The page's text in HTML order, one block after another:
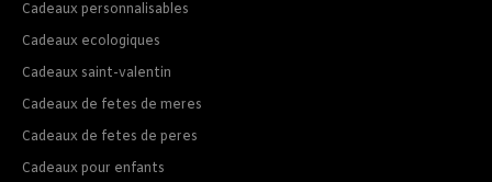
Cadeaux personnalisables
Cadeaux ecologiques
Cadeaux saint-valentin
Cadeaux de fetes de meres
Cadeaux de fetes de peres
Cadeaux pour enfants